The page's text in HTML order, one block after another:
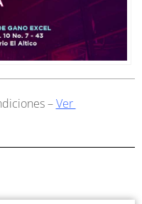
–Ver